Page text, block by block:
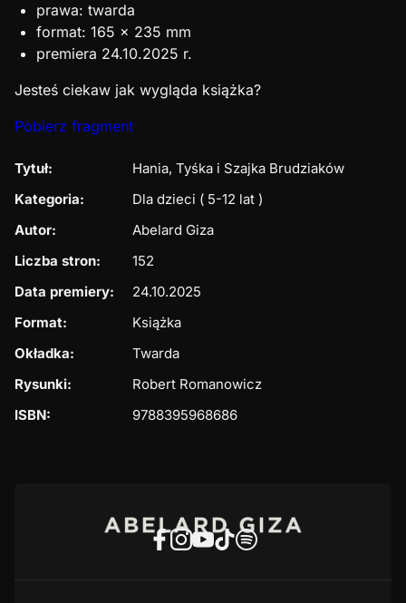
prawa: twarda
format: 165 x 235 mm
premiera 24.10.2025 r.
Jesteś ciekaw jak wygląda książka?
Pobierz fragment
Tytuł:
Hania, Tyśka i Szajka Brudziaków
Kategoria:
Dla dzieci ( 5-12 lat )
Autor:
Abelard Giza
Liczba stron:
152
Data premiery:
24.10.2025
Format:
Książka
Okładka:
Twarda
Rysunki:
Robert Romanowicz
ISBN:
9788395968686